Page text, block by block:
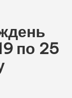
по 25